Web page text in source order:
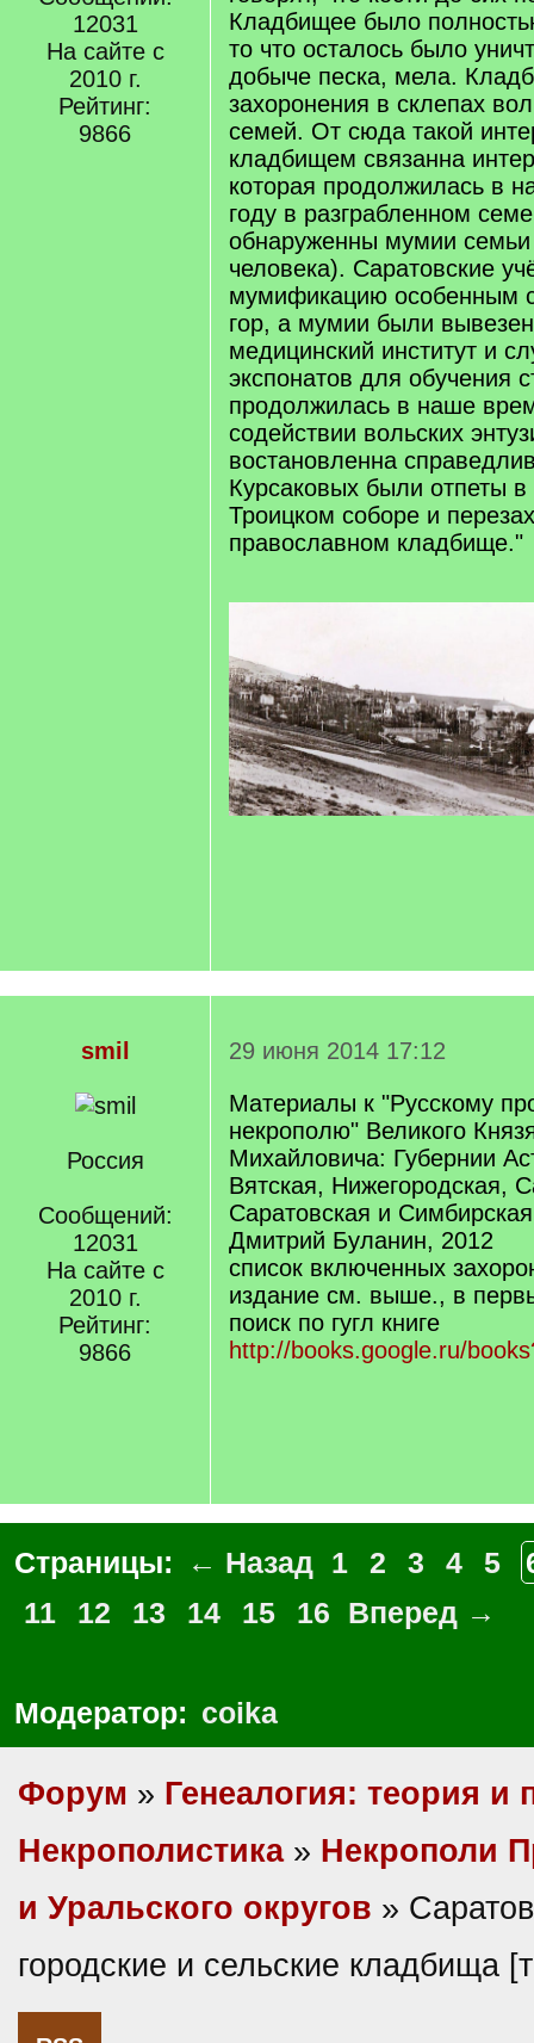
12031
На сайте с
2010 г.
Рейтинг:
9866
Кладбищее было
то что осталось было
добыче песка, мела.
захоронения в склепах
семей. От сюда такой
кладбищем связанна
которая продолжилась в
году в разграбленном
обнаруженны мумии
человека). Саратовские
мумификацию особенным
гор, а мумии были
медицинский институт и
экспонатов для обучения
продолжилась в наше
содействии вольских
востановленна
Курсаковых были отпеты
Троицком соборе и
православном кладбище."
smil
Россия
Сообщений:
12031
На сайте с
2010 г.
Рейтинг:
9866
29 июня 2014 17:12
Материалы к "Русскому
некрополю" Великого
Михайловича: Губернии
Вятская, Нижегородская,
Саратовская и Симбирская
Дмитрий Буланин, 2012
список включенных
издание см. выше., в
поиск по гугл книге
http://books.google.ru/
Страницы: ← Назад 1 2 3 4 5
11
12 13 14 15 16 Вперед →
Модератор: coika
Форум » Генеалогия: теория и
Некрополистика» Некрополи
и Уральского округов »
городские и сельские кладбища